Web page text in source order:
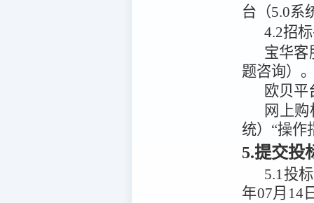
台（5.0系
4.2招
宝华客
题咨询）
欧贝平
网上
统）“操作
5.提交投
5.1投
年07月14